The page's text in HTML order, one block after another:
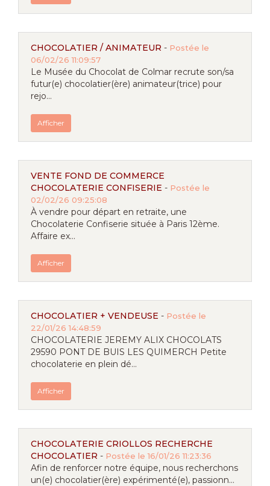
CHOCOLATIER / ANIMATEUR - Postée le
06/02/26 11:09:57
Le Musée du Chocolat de Colmar recrute son/sa
futur(e) chocolatier(ère) animateur(trice) pour
rejo...
Afficher
VENTE FOND DE COMMERCE
CHOCOLATERIE CONFISERIE - Postée le
02/02/26 09:25:08
À vendre pour départ en retraite, une
Chocolaterie Confiserie située à Paris 12ème.
Affaire ex...
Afficher
CHOCOLATIER + VENDEUSE - Postée le
22/01/26 14:48:59
CHOCOLATERIE JEREMY ALIX CHOCOLATS
29590 PONT DE BUIS LES QUIMERCH Petite
chocolaterie en plein dé...
Afficher
CHOCOLATERIE CRIOLLOS RECHERCHE
CHOCOLATIER - Postée le 16/01/26 11:23:36
Afin de renforcer notre équipe, nous recherchons
un(e) chocolatier(ère) expérimenté(e), passionn...